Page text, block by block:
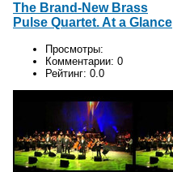
The Brand-New Brass
Pulse Quartet. At a Glance
Просмотры:
Комментарии: 0
Рейтинг: 0.0